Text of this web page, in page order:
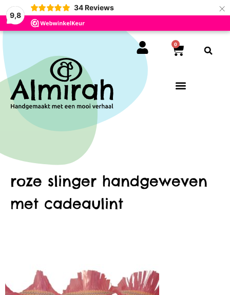
9,8
34 Reviews ×
0
roze slinger handgeweven
met cadeaulint